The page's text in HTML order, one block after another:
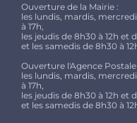
Ouverture de la Mairie :
les lundis, mardis,
à 17h,
les jeudis de 8h30 à 12h et
et les samedis de 8h30 à
Ouverture l'Agence Postale
les lundis, mardis,
à 17h,
les jeudis de 8h30 à 12h et
et les samedis de 8h30 à